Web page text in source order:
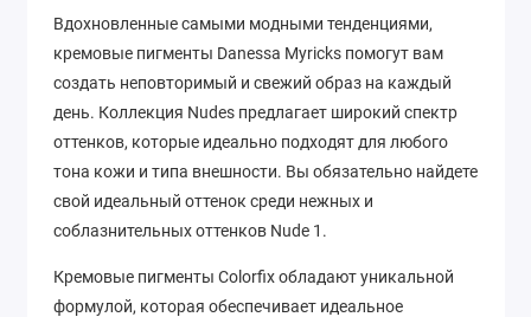
Вдохновленные самыми модными тенденциями,
кремовые пигменты Danessa Myricks помогут вам
создать неповторимый и свежий образ на каждый
день. Коллекция Nudes предлагает широкий спектр
оттенков, которые идеально подходят для любого
тона кожи и типа внешности. Вы обязательно найдете
свой идеальный оттенок среди нежных и
соблазнительных оттенков Nude 1.
Кремовые пигменты Colorfix обладают уникальной
формулой, которая обеспечивает идеальное